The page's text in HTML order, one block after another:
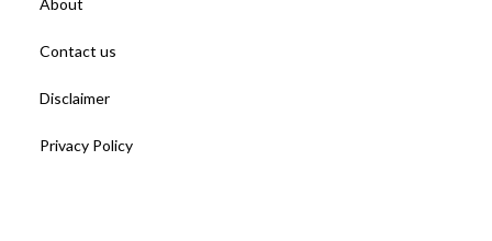
Contact us
Disclaimer
Privacy Policy